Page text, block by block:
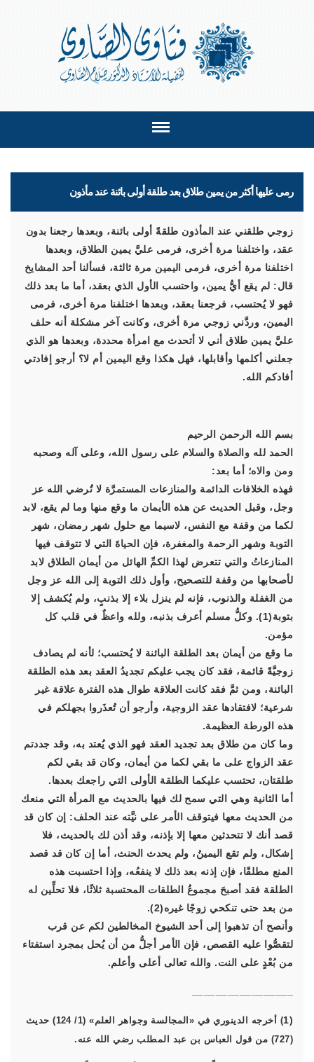
رمى عليها أكثر من يمين طلاق بعد طلقة أولى بائنة عند مأذون
زوجي طلقني عند المأذون طلقةً أولى بائنة، وبعدها رجعنا بدون
عقد، واختلفنا مرة أخرى، فرمى عليَّ يمين الطلاق، وبعدها
اختلفنا مرة أخرى، فرمى اليمين مرة ثالثة، فسألنا أحد المشايخ
قال: لم يقع أيُّ يمين، واحتسب الأول الذي بعقد، أما ما بعد ذلك
فهو لا يُحتسب، فرجعنا بعقد، وبعدها اختلفنا مرة أخرى، فرمى
اليمين، وردَّني زوجي مرة أخرى، وكانت آخر مشكلة أنه حلف
عليَّ يمين طلاق أني لا أتحدث مع امرأة محددة، وبعدها هو الذي
جعلني أكلمها وأقابلها، فهل هكذا وقع اليمين أم لا؟ أرجو إفادتي
أفادكم الله.
بسم الله الرحمن الرحيم
الحمد لله والصلاة والسلام على رسول الله، وعلى آله وصحبه
ومن والاه؛ أما بعد:
فهذه الخلافات الدائمة والمنازعات المستمرَّة لا تُرضي الله عز
وجل، وقبل الحديث عن هذه الأيمان ما وقع منها وما لم يقع، لابد
لكما من وقفة مع النفس، لاسيما مع حلول شهر رمضان، شهر
التوبة وشهر الرحمة والمغفرة، فإن الحياةَ التي لا تتوقف فيها
المنازعاتُ والتي تتعرض لهذا الكمِّ الهائل من أيمان الطلاق لابد
لأصحابها من وقفة للتصحيح، وأول ذلك التوبة إلى الله عز وجل
من الغفلة والذنوب، فإنه لم ينزل بلاء إلا بذنبٍ، ولم يُكشف إلا
بتوبة(1). وكلُّ مسلم أعرف بذنبه، ولله واعظٌ في قلب كل
مؤمن.
ما وقع من أيمان بعد الطلقة البائنة لا يُحتسب؛ لأنه لم يصادف
زوجيَّةً قائمة، فقد كان يجب عليكم تجديدُ العقد بعد هذه الطلقة
البائنة، ومن ثمَّ فقد كانت العلاقة طوال هذه الفترة علاقة غير
شرعية؛ لافتقادها عقد الزوجية، وأرجو أن تُعذَروا بجهلكم في
هذه الورطة العظيمة.
وما كان من طلاق بعد تجديد العقد فهو الذي يُعتد به، وقد جددتم
عقد الزواج على ما بقي لكما من أيمان، وكان قد بقي لكم
طلقتان، تحتسب عليكما الطلقة الأولى التي راجعك بعدها.
أما الثانية وهي التي سمح لك فيها بالحديث مع المرأة التي منعك
من الحديث معها فيتوقف الأمر على نيَّته عند الحلف: إن كان قد
قصد أنك لا تتحدثين معها إلا بإذنه، وقد أذن لك بالحديث، فلا
إشكال، ولم تقع اليمينُ، ولم يحدث الحنث، أما إن كان قد قصد
المنع مطلقًا، فإن إذنه بعد ذلك لا ينفعُه، وإذا احتسبت هذه
الطلقة فقد أصبحَ مجموعُ الطلقات المحتسبة ثلاثًا، فلا تحلِّين له
من بعد حتى تنكحي زوجًا غيره(2).
وأنصح أن تذهبوا إلى أحد الشيوخ المخالطين لكم عن قرب
لتقصُّوا عليه القصص، فإن الأمر أجلُّ من أن يُحل بمجرد استفتاء
من بُعْدٍ على النت. والله تعالى أعلى وأعلم.
(1
) أخرجه الدينوري في «المجالسة وجواهر العلم» (1/ 124) حديث
(727) من قول العباس بن عبد المطلب رضي الله عنه.